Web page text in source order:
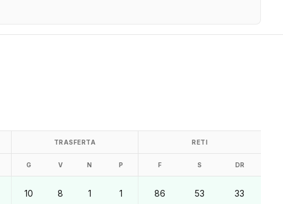
TRASFERTA RETI
G V N P F S DR
10 8 1 1 86 53 33